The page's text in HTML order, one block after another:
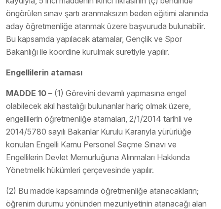
öngörülen sınav şartı aranmaksızın beden eğitimi alanında
aday öğretmenliğe atanmak üzere başvuruda bulunabilir.
Bu kapsamda yapılacak atamalar, Gençlik ve Spor
Bakanlığı ile koordine kurulmak suretiyle yapılır.
Engellilerin ataması
MADDE 10 – (1) Görevini devamlı yapmasına engel
olabilecek akıl hastalığı bulunanlar hariç olmak üzere,
engellilerin öğretmenliğe atamaları, 2/1/2014 tarihli ve
2014/5780 sayılı Bakanlar Kurulu Kararıyla yürürlüğe
konulan Engelli Kamu Personel Seçme Sınavı ve
Engellilerin Devlet Memurluğuna Alınmaları Hakkında
Yönetmelik hükümleri çerçevesinde yapılır.
(2) Bu madde kapsamında öğretmenliğe atanacakların;
öğrenim durumu yönünden mezuniyetinin atanacağı alan